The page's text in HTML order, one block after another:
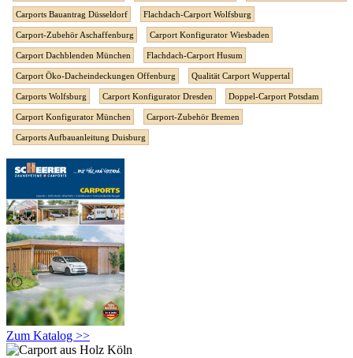
Carports Bauantrag Düsseldorf Flachdach-Carport Wolfsburg
Carport-Zubehör Aschaffenburg Carport Konfigurator Wiesbaden
Carport Dachblenden München Flachdach-Carport Husum
Carport Öko-Dacheindeckungen Offenburg Qualität Carport Wuppertal
Carports Wolfsburg Carport Konfigurator Dresden Doppel-Carport Potsdam
Carport Konfigurator München Carport-Zubehör Bremen
Carports Aufbauanleitung Duisburg
Zum Katalog >>